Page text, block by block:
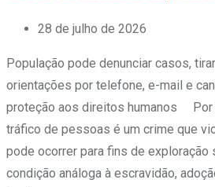
28 de julho de 2026
População pode denunciar casos,
orientações por telefone, e-mail e
proteção aos direitos humanos Por
tráfico de pessoas é um crime que
pode ocorrer para fins de exploração
condição análoga à escravidão,